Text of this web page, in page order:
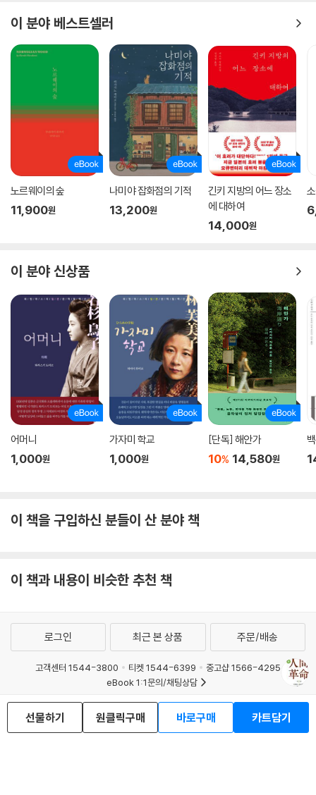
이 분야 베스트셀러
노르웨이의 숲
11,900원
나미야 잡화점의 기적
13,200원
긴키 지방의 어느 장소
에 대하여
14,000원
이 분야 신상품
어머니
1,000원
가자미 학교
1,000원
[단독] 해안가
10% 14,580원
이 책을 구입하신 분들이 산 분야 책
이 책과 내용이 비슷한 추천 책
선물하기 원클릭구매 바로구매 카트담기
로그인 최근 본 상품 주문/배송
고객센터 1544-3800 티켓 1544-6399
중고샵 1566-4295
eBook 1:1문의/채팅상담
예스이십사(주) 사업자 정보
이용약관
개인정보처리방침
청소년보호정책